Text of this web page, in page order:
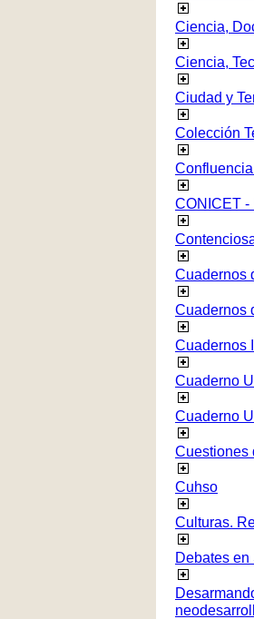
Ciencia,
Ciencia,
Ciudad y
Colección
CONICET -
Cuadernos
Cuadernos
Cuadernos
Cuaderno
Cuaderno
Cuestiones
Cuhso
Culturas.
Debates